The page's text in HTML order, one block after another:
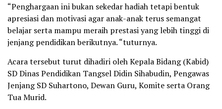
“Penghargaan ini bukan sekedar hadiah tetapi bentuk
apresiasi dan motivasi agar anak-anak terus semangat
belajar serta mampu meraih prestasi yang lebih tinggi di
jenjang pendidikan berikutnya. “tuturnya.
Acara tersebut turut dihadiri oleh Kepala Bidang (Kabid)
SD Dinas Pendidikan Tangsel Didin Sihabudin, Pengawas
Jenjang SD Suhartono, Dewan Guru, Komite serta Orang
Tua Murid.